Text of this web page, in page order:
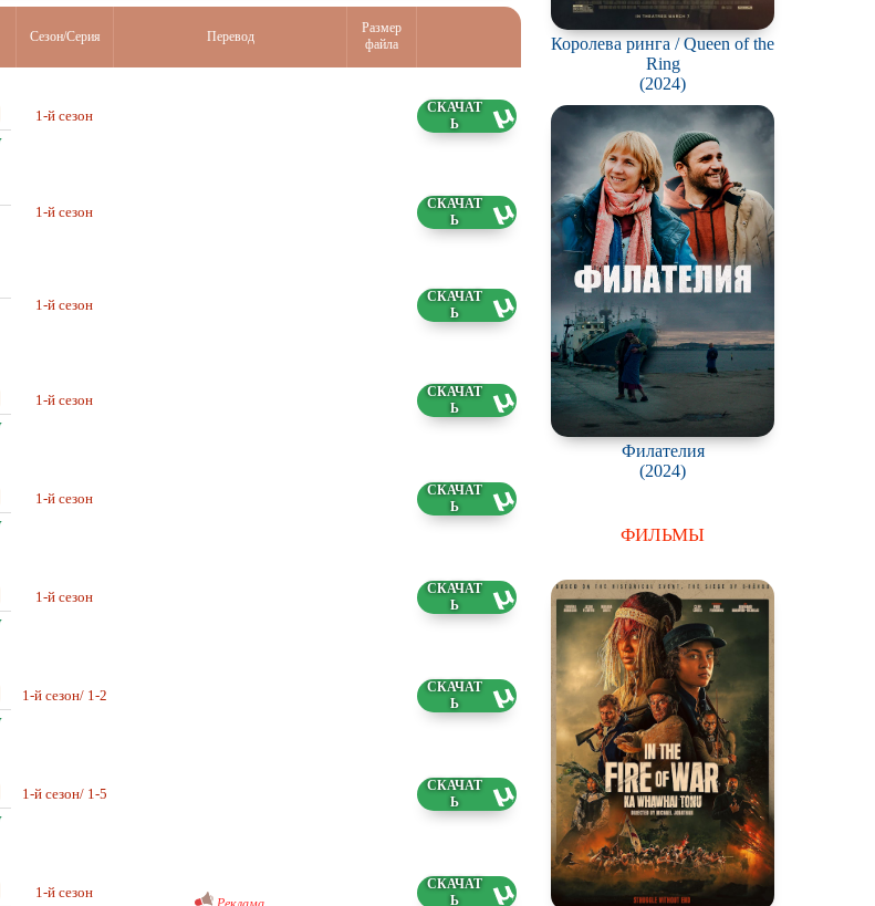
Сезон/Серия Перевод
Размер
файла
1-й сезон
1-й сезон
1-й сезон
1-й сезон
1-й сезон
1-й сезон
1-й сезон/ 1-2
1-й сезон/ 1-5
1-й сезон
Королева ринга / Queen of the
Ring
(2024)
Филателия
(2024)
ФИЛЬМЫ